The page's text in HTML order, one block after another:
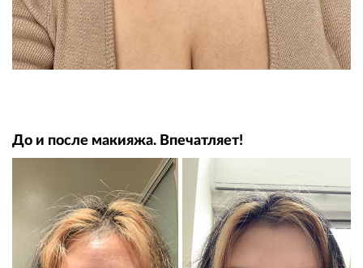
До и после макияжа. Впечатляет!